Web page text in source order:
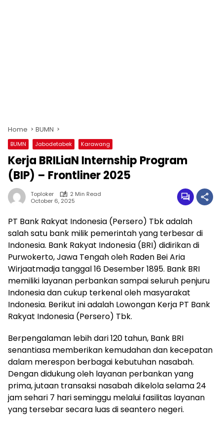
Home BUMN
BUMN Jabodetabek Karawang
Kerja BRILiaN Internship Program
(BIP) – Frontliner 2025
Toploker
2 Min Read
October 6, 2025
PT Bank Rakyat Indonesia (Persero) Tbk adalah
salah satu bank milik pemerintah yang terbesar di
Indonesia. Bank Rakyat Indonesia (BRI) didirikan di
Purwokerto, Jawa Tengah oleh Raden Bei Aria
Wirjaatmadja tanggal 16 Desember 1895. Bank BRI
memiliki layanan perbankan sampai seluruh penjuru
Indonesia dan cukup terkenal oleh masyarakat
Indonesia. Berikut ini adalah Lowongan Kerja PT Bank
Rakyat Indonesia (Persero) Tbk.
Berpengalaman lebih dari 120 tahun, Bank BRI
senantiasa memberikan kemudahan dan kecepatan
dalam merespon berbagai kebutuhan nasabah.
Dengan didukung oleh layanan perbankan yang
prima, jutaan transaksi nasabah dikelola selama 24
jam sehari 7 hari seminggu melalui fasilitas layanan
yang tersebar secara luas di seantero negeri.